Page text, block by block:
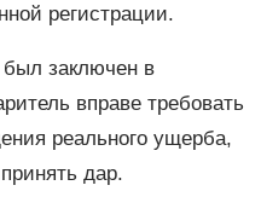
регистрации.
был заключен в
вправе требовать
реального ущерба,
дар.